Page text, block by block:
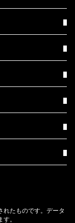
れたものです。データ
。